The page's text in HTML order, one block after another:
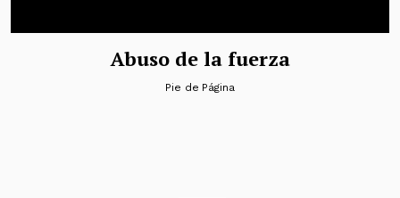
Abuso de la fuerza
Pie de Página